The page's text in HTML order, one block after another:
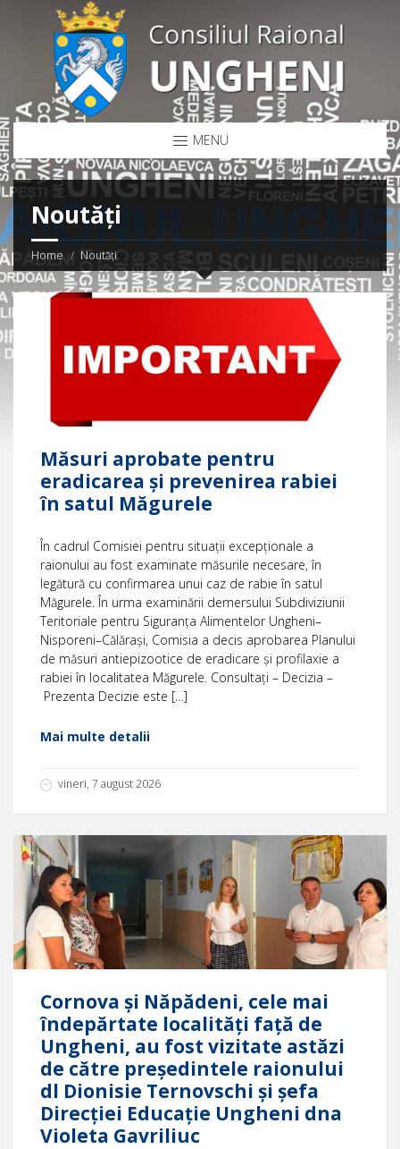
MENU
Noutăți
Home Noutăți
Măsuri aprobate pentru
eradicarea și prevenirea rabiei
în satul Măgurele
În cadrul Comisiei pentru situații excepționale a
raionului au fost examinate măsurile necesare, în
legătură cu confirmarea unui caz de rabie în satul
Măgurele. În urma examinării demersului Subdiviziunii
Teritoriale pentru Siguranța Alimentelor Ungheni–
Nisporeni–Călărași, Comisia a decis aprobarea Planului
de măsuri antiepizootice de eradicare și profilaxie a
rabiei în localitatea Măgurele. Consultați – Decizia –
Prezenta Decizie este […]
Mai multe detalii
vineri, 7 august 2026
Cornova și Năpădeni, cele mai
îndepărtate localități față de
Ungheni, au fost vizitate astăzi
de către președintele raionului
dl Dionisie Ternovschi și șefa
Direcţiei Educație Ungheni dna
Violeta Gavriliuc